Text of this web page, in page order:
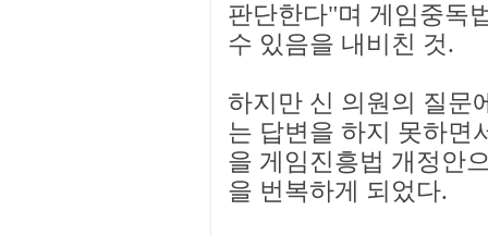
판단한다"며 게임중독
수 있음을 내비친 것.
하지만 신 의원의 질문
는 답변을 하지 못하면
을 게임진흥법 개정안
을 번복하게 되었다.